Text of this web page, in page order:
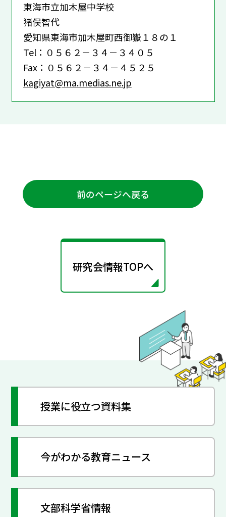
東海市立加木屋中学校
猪俣智代
愛知県東海市加木屋町西御嶽１８の１
Tel：０５６２－３４－３４０５
Fax：０５６２－３４－４５２５
kagiyat@ma.medias.ne.jp
前のページへ戻る
研究会情報TOPへ
授業に役立つ資料集
今がわかる教育ニュース
文部科学省情報